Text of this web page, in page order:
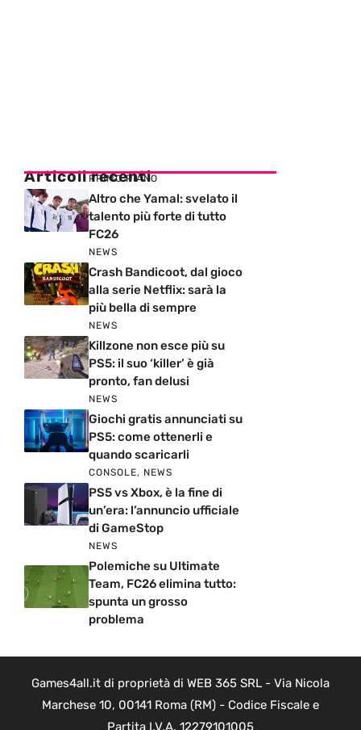
Articoli recenti
PRIMO PIANO
Altro che Yamal: svelato il
talento più forte di tutto
FC26
NEWS
Crash Bandicoot, dal gioco
alla serie Netflix: sarà la
più bella di sempre
NEWS
Killzone non esce più su
PS5: il suo ‘killer’ è già
pronto, fan delusi
NEWS
Giochi gratis annunciati su
PS5: come ottenerli e
quando scaricarli
CONSOLE, NEWS
PS5 vs Xbox, è la fine di
un’era: l’annuncio ufficiale
di GameStop
NEWS
Polemiche su Ultimate
Team, FC26 elimina tutto:
spunta un grosso
problema
Games4all.it di proprietà di WEB 365 SRL - Via Nicola
Marchese 10, 00141 Roma (RM) - Codice Fiscale e
Partita I.V.A. 12279101005